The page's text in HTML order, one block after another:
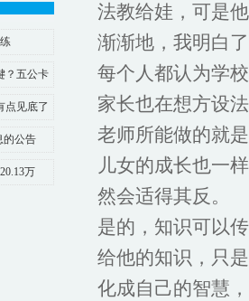
？五公卡
点见底了
的公告
万
法教给娃，可是
渐渐地，我明白
每个人都认为学
家长也在想方设
老师所能做的就
儿女的成长也一
然会适得其反。
是的，知识可以
给他的知识，只
化成自己的智慧